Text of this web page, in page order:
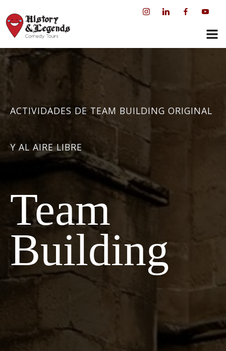
ACTIVIDADES DE TEAM BUILDING ORIGINAL
Y AL AIRE LIBRE
Team
Building